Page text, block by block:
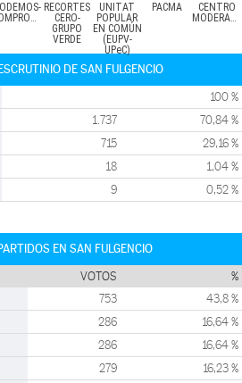
COMPROMÍS
RECORTES
CERO-
GRUPO
VERDE
UNITAT
POPULAR
EN COMÚN
(EUPV-
UPeC)
PACMA
CENTRO
MODERADO
DE SAN FULGENCIO
100 %
1.737 70,84 %
715 29,16 %
18 1,04 %
9 0,52 %
EN SAN FULGENCIO
VOTOS %
753 43,8 %
286 16,64 %
286 16,64 %
279 16,23 %